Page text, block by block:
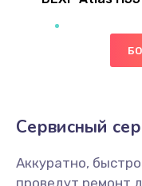
Сервисный
Аккуратно,
проведут ремонт